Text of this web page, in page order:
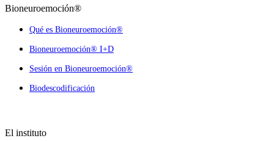
Bioneuroemoción®
Qué es Bioneuroemoción®
Bioneuroemoción® I+D
Sesión en Bioneuroemoción®
Biodescodificación
El instituto